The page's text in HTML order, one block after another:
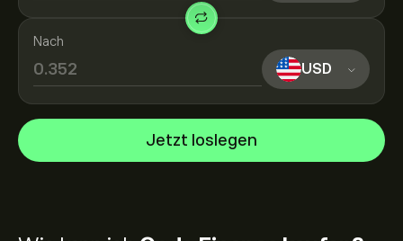
Nach
USD
Jetzt loslegen